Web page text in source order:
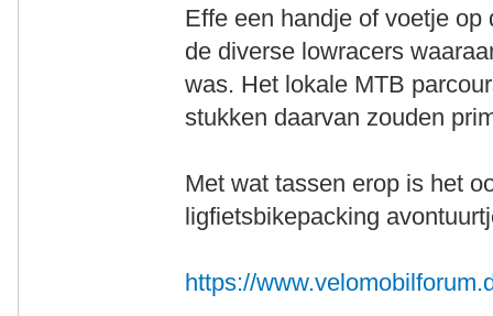
Effe een handje of voetje
de diverse lowracers
was. Het lokale MTB
stukken daarvan zouden
Met wat tassen erop is het
ligfietsbikepacking
https://